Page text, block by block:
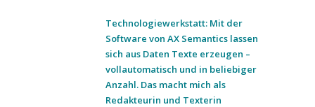
Technologiewerkstatt: Mit der
Software von AX Semantics lassen
sich aus Daten Texte erzeugen –
vollautomatisch und in beliebiger
Anzahl. Das macht mich als
Redakteurin und Texterin